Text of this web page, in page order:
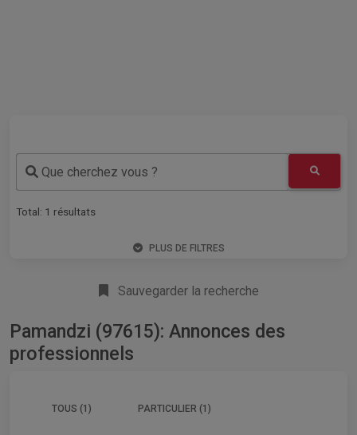
Que cherchez vous ?
Total: 1 résultats
PLUS DE FILTRES
Sauvegarder la recherche
Pamandzi (97615): Annonces des
professionnels
TOUS (1) PARTICULIER (1)